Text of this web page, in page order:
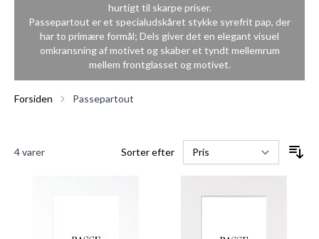
hurtigt til skarpe priser.
Passepartout er et specialudskåret stykke syrefrit pap, der
har to primære formål; Dels giver det en elegant visuel
omkransning af motivet og skaber et tyndt mellemrum
mellem frontglasset og motivet.
Forsiden Passepartout
4varer Sorter efter